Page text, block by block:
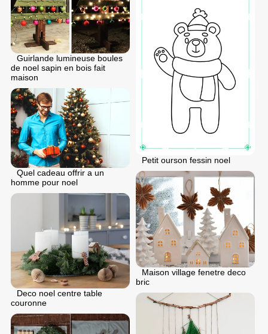
Guirlande lumineuse boules
de noel sapin en bois fait
maison
Petit ourson fessin noel
Quel cadeau offrir a un
homme pour noel
Maison village fenetre deco
bric
Deco noel centre table
couronne